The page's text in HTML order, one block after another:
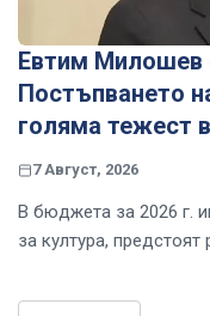
Евтим Милошев
Постъпването
голяма тежест
7 Август, 2026
В бюджета за 2026 г.
за култура,